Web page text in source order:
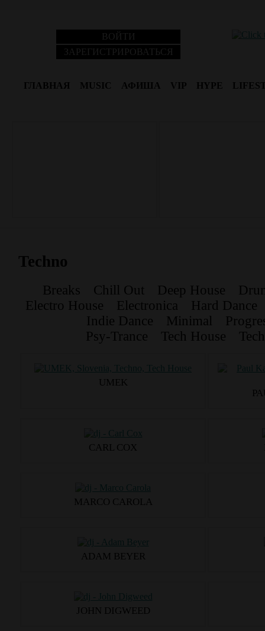
ВОЙТИ
ЗАРЕГИСТРИРОВАТЬСЯ
ГЛАВНАЯ MUSIC АФИША VIP HYPE
Techno
Breaks Chill Out Deep House
Electro House
Electronica
Hard Dance
Indie Dance
Minimal
Psy-Trance
Tech House
UMEK
CARL COX
MARCO CAROLA
ADAM BEYER
JOHN DIGWEED